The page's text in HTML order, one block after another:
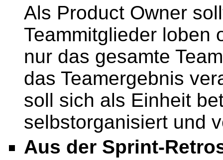
Als Product Owner
Teammitglieder loben
nur das gesamte
das Teamergebnis
soll sich als Einheit
selbstorganisiert und
Aus der Sprint-